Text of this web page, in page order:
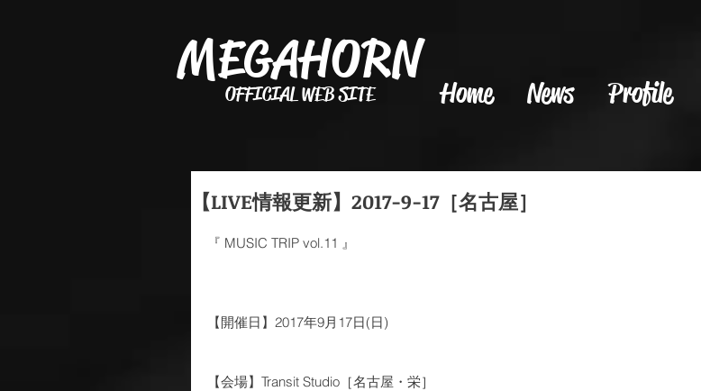
MEGAHORN
OFFICIAL WEB SITE Home News Profile
【LIVE情報更新】2017-9-17［名古屋］
『 MUSIC TRIP vol.11 』
【開催日】2017年9月17日(日)
【会場】Transit Studio［名古屋・栄］